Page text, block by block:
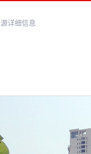
详细信息